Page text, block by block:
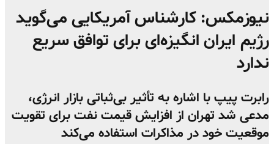
نیوزمکس: کارشناس آمریکایی می‌گوید
رژیم ایران انگیزه‌ای برای توافق سریع
ندارد
رابرت پیپ با اشاره به تأثیر بی‌ثباتی بازار انرژی،
مدعی شد تهران از افزایش قیمت نفت برای تقویت
موقعیت خود در مذاکرات استفاده می‌کند